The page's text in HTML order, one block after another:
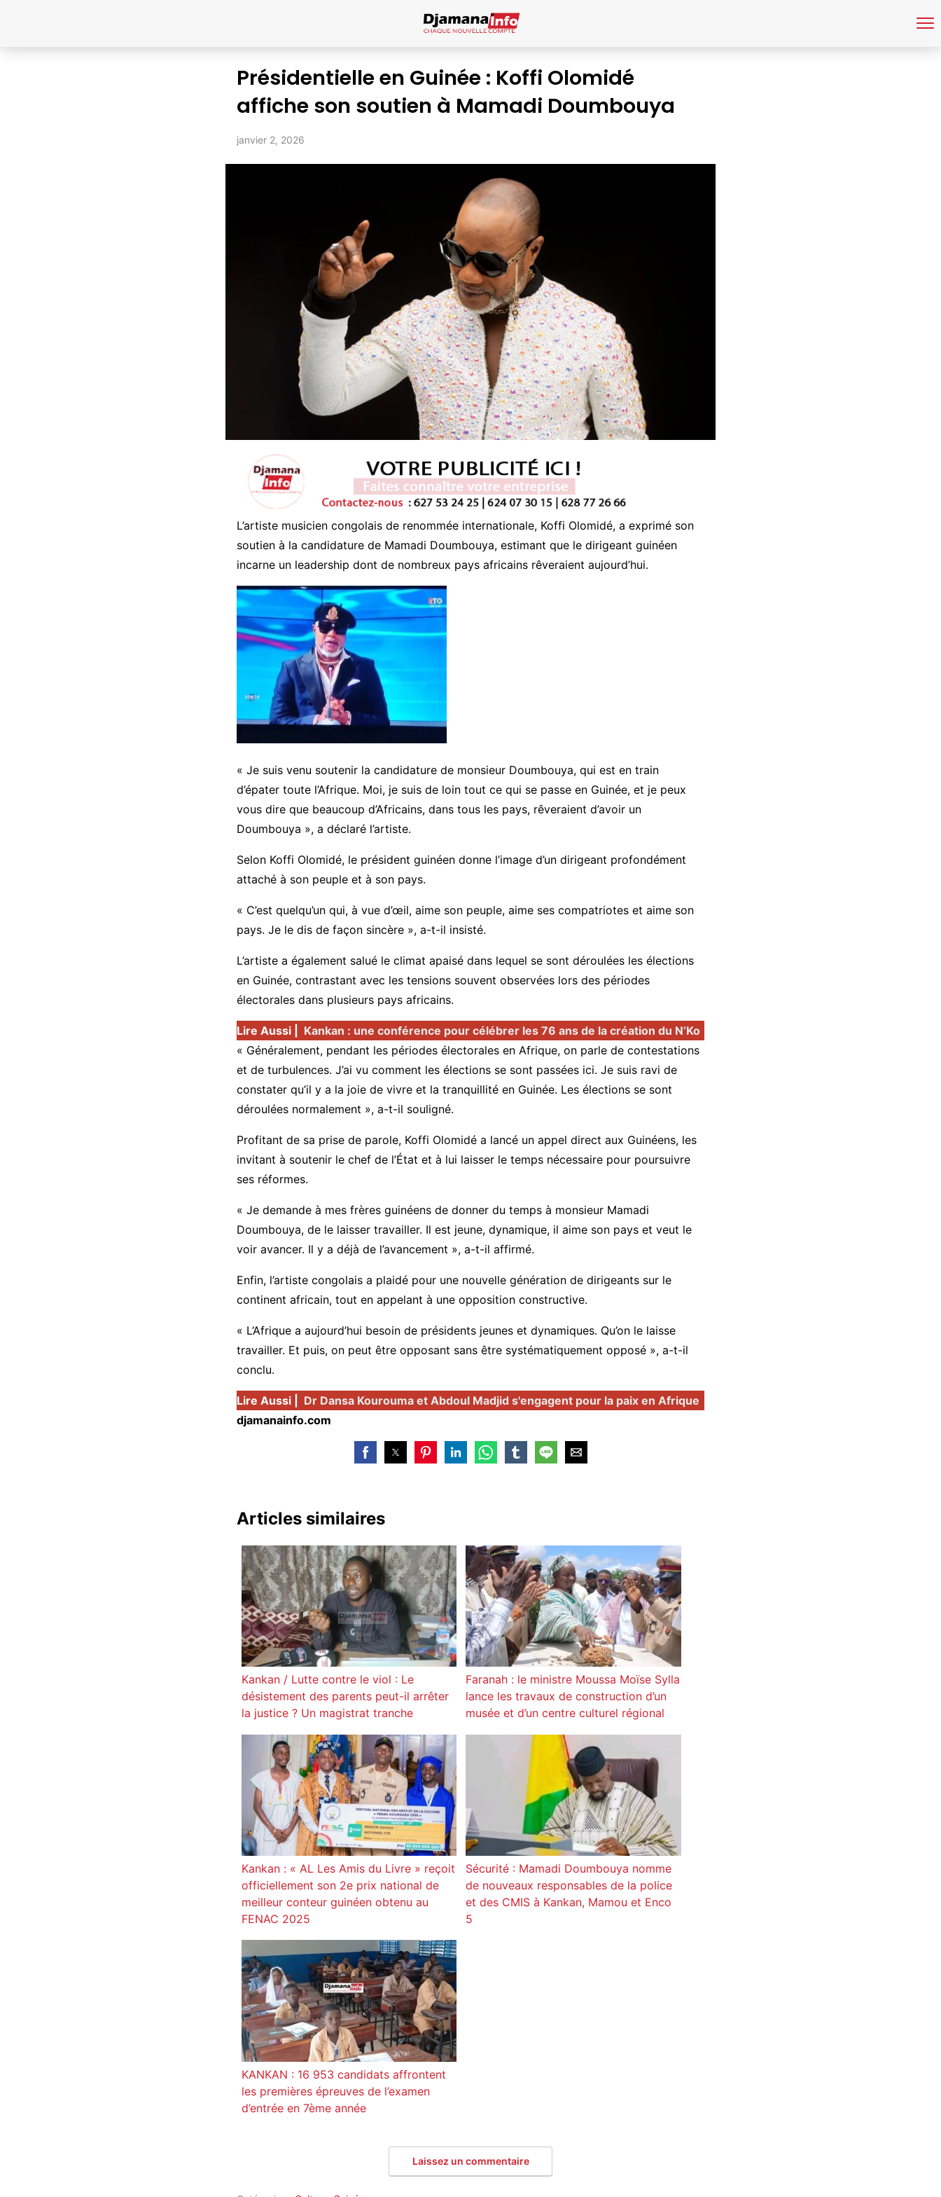
Présidentielle en Guinée : Koffi Olomidé
affiche son soutien à Mamadi Doumbouya
janvier 2, 2026
L’artiste musicien congolais de renommée internationale, Koffi Olomidé, a exprimé son
soutien à la candidature de Mamadi Doumbouya, estimant que le dirigeant guinéen
incarne un leadership dont de nombreux pays africains rêveraient aujourd’hui.
« Je suis venu soutenir la candidature de monsieur Doumbouya, qui est en train
d’épater toute l’Afrique. Moi, je suis de loin tout ce qui se passe en Guinée, et je peux
vous dire que beaucoup d’Africains, dans tous les pays, rêveraient d’avoir un
Doumbouya », a déclaré l’artiste.
Selon Koffi Olomidé, le président guinéen donne l’image d’un dirigeant profondément
attaché à son peuple et à son pays.
« C’est quelqu’un qui, à vue d’œil, aime son peuple, aime ses compatriotes et aime son
pays. Je le dis de façon sincère », a-t-il insisté.
L’artiste a également salué le climat apaisé dans lequel se sont déroulées les élections
en Guinée, contrastant avec les tensions souvent observées lors des périodes
électorales dans plusieurs pays africains.
Lire Aussi |
Kankan : une conférence pour célébrer les 76 ans de la création du N’Ko
« Généralement, pendant les périodes électorales en Afrique, on parle de contestations
et de turbulences. J’ai vu comment les élections se sont passées ici. Je suis ravi de
constater qu’il y a la joie de vivre et la tranquillité en Guinée. Les élections se sont
déroulées normalement », a-t-il souligné.
Profitant de sa prise de parole, Koffi Olomidé a lancé un appel direct aux Guinéens, les
invitant à soutenir le chef de l’État et à lui laisser le temps nécessaire pour poursuivre
ses réformes.
« Je demande à mes frères guinéens de donner du temps à monsieur Mamadi
Doumbouya, de le laisser travailler. Il est jeune, dynamique, il aime son pays et veut le
voir avancer. Il y a déjà de l’avancement », a-t-il affirmé.
Enfin, l’artiste congolais a plaidé pour une nouvelle génération de dirigeants sur le
continent africain, tout en appelant à une opposition constructive.
« L’Afrique a aujourd’hui besoin de présidents jeunes et dynamiques. Qu’on le laisse
travailler. Et puis, on peut être opposant sans être systématiquement opposé », a-t-il
conclu.
Lire Aussi |
Dr Dansa Kourouma et Abdoul Madjid s'engagent pour la paix en Afrique
djamanainfo.com
Articles similaires
Kankan / Lutte contre le viol : Le
désistement des parents peut-il arrêter
la justice ? Un magistrat tranche
Faranah : le ministre Moussa Moïse Sylla
lance les travaux de construction d’un
musée et d’un centre culturel régional
Kankan : « AL Les Amis du Livre » reçoit
officiellement son 2e prix national de
meilleur conteur guinéen obtenu au
FENAC 2025
Sécurité : Mamadi Doumbouya nomme
de nouveaux responsables de la police
et des CMIS à Kankan, Mamou et Enco
5
KANKAN : 16 953 candidats affrontent
les premières épreuves de l’examen
d’entrée en 7ème année
Laissez un commentaire